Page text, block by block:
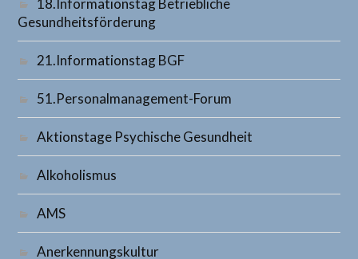
18.Informationstag Betriebliche
Gesundheitsförderung
21.Informationstag BGF
51.Personalmanagement-Forum
Aktionstage Psychische Gesundheit
Alkoholismus
AMS
Anerkennungskultur